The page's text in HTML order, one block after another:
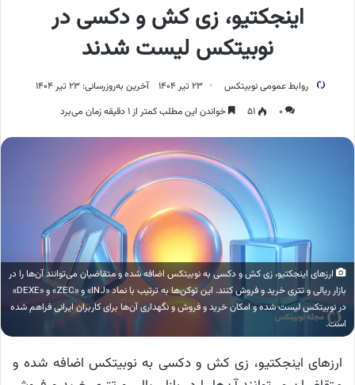
اینجکتیو، زی کش و دکسی در
نوبیتکس لیست شدند
روابط عمومی نوبیتکس ۲۳ تیر ۱۴۰۴
آخرین به‌روزرسانی: ۲۳ تیر ۱۴۰۴
۰
۵۱ خواندن این مطلب کمتر از ۱ دقیقه زمان می‌برد
ارزهای اینجکتیو، زی کش و دکسی به نوبیتکس اضافه شده‌ و متقاضیان می‌توانند آن‌ها را در
بازار ریالی و تتری خرید و فروش کنند. این توکن‌ها به ترتیب با نماد «INJ» و «ZEC» و «DEXE»
در نوبیتکس لیست شده‌ و امکان خرید و فروش و نگهداری آن‌ها برای کاربران ایرانی فراهم شده‌
است.
ارزهای اینجکتیو، زی کش و دکسی به نوبیتکس اضافه شده‌ و